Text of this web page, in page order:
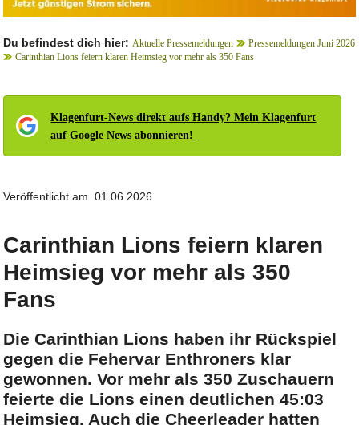
Du befindest dich hier: Aktuelle Pressemeldungen
Pressemeldungen Juni 2026
Carinthian Lions feiern klaren Heimsieg vor mehr als 350 Fans
Klagenfurt-News direkt aufs Handy? Mein Klagenfurt
auf Google News abonnieren!
Veröffentlicht am 01.06.2026
Carinthian Lions feiern klaren
Heimsieg vor mehr als 350
Fans
Die Carinthian Lions haben ihr Rückspiel
gegen die Fehervar Enthroners klar
gewonnen. Vor mehr als 350 Zuschauern
feierte die Lions einen deutlichen 45:03
Heimsieg. Auch die Cheerleader hatten